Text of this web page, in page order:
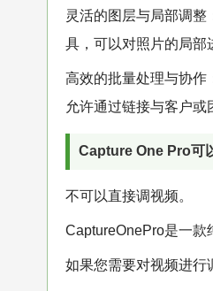
灵活的图层与局部调
具，可以对照片的局部
高效的批量处理与协作
允许通过链接与客户或
Capture One Pro可
不可以直接调视频。
CaptureOnePro是一款
如果您需要对视频进行